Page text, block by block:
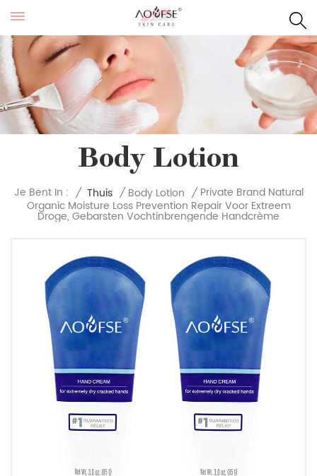
Body Lotion
Je Bent In : / Thuis / Body Lotion / Private Brand Natural
Organic Moisture Loss Prevention Repair Voor Extreem
Droge, Gebarsten Vochtinbrengende Handcrème